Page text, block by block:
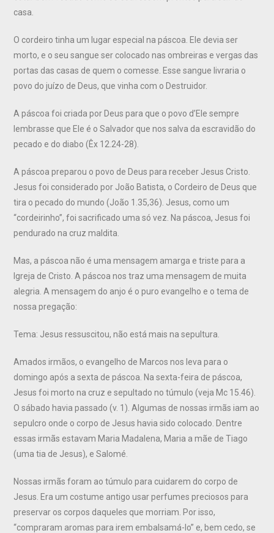
casa.
O cordeiro tinha um lugar especial na páscoa. Ele devia ser
morto, e o seu sangue ser colocado nas ombreiras e vergas das
portas das casas de quem o comesse. Esse sangue livraria o
povo do juízo de Deus, que vinha com o Destruidor.
A páscoa foi criada por Deus para que o povo d’Ele sempre
lembrasse que Ele é o Salvador que nos salva da escravidão do
pecado e do diabo (Êx 12.24-28).
A páscoa preparou o povo de Deus para receber Jesus Cristo.
Jesus foi considerado por João Batista, o Cordeiro de Deus que
tira o pecado do mundo (João 1.35,36). Jesus, como um
“cordeirinho”, foi sacrificado uma só vez. Na páscoa, Jesus foi
pendurado na cruz maldita.
Mas, a páscoa não é uma mensagem amarga e triste para a
Igreja de Cristo. A páscoa nos traz uma mensagem de muita
alegria. A mensagem do anjo é o puro evangelho e o tema de
nossa pregação:
Tema: Jesus ressuscitou, não está mais na sepultura.
Amados irmãos, o evangelho de Marcos nos leva para o
domingo após a sexta de páscoa. Na sexta-feira de páscoa,
Jesus foi morto na cruz e sepultado no túmulo (veja Mc 15.46).
O sábado havia passado (v. 1). Algumas de nossas irmãs iam ao
sepulcro onde o corpo de Jesus havia sido colocado. Dentre
essas irmãs estavam Maria Madalena, Maria a mãe de Tiago
(uma tia de Jesus), e Salomé.
Nossas irmãs foram ao túmulo para cuidarem do corpo de
Jesus. Era um costume antigo usar perfumes preciosos para
preservar os corpos daqueles que morriam. Por isso,
“compraram aromas para irem embalsamá-lo” e, bem cedo, se